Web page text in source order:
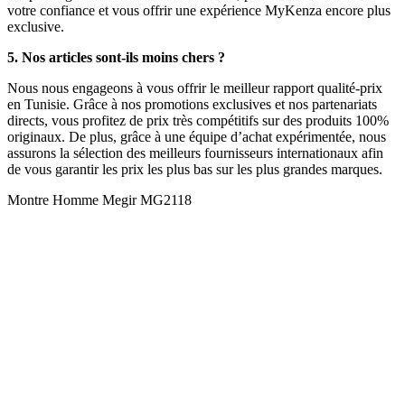
votre confiance et vous offrir une expérience MyKenza encore plus
exclusive.
5. Nos articles sont-ils moins chers ?
Nous nous engageons à vous offrir le meilleur rapport qualité-prix
en Tunisie. Grâce à nos promotions exclusives et nos partenariats
directs, vous profitez de prix très compétitifs sur des produits 100%
originaux. De plus, grâce à une équipe d’achat expérimentée, nous
assurons la sélection des meilleurs fournisseurs internationaux afin
de vous garantir les prix les plus bas sur les plus grandes marques.
Montre Homme Megir MG2118